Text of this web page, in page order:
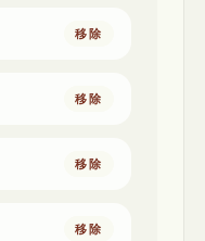
移除
移除
移除
移除